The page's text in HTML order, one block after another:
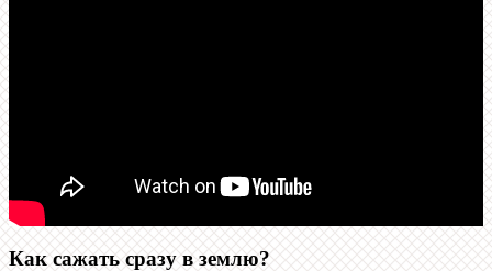
Как сажать сразу в землю?